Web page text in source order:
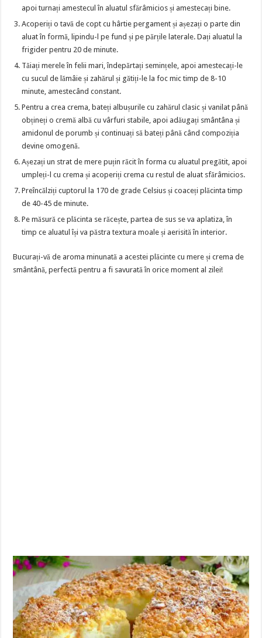
apoi turnați amestecul în aluatul sfărâmicios și amestecați bine.
Acoperiți o tavă de copt cu hârtie pergament și așezați o parte din
aluat în formă, lipindu-l pe fund și pe părțile laterale. Dați aluatul la
frigider pentru 20 de minute.
Tăiați merele în felii mari, îndepărtați semințele, apoi amestecați-le
cu sucul de lămâie și zahărul și gătiți-le la foc mic timp de 8-10
minute, amestecând constant.
Pentru a crea crema, bateți albușurile cu zahărul clasic și vanilat până
obțineți o cremă albă cu vârfuri stabile, apoi adăugați smântâna și
amidonul de porumb și continuați să bateți până când compoziția
devine omogenă.
Așezați un strat de mere puțin răcit în forma cu aluatul pregătit, apoi
umpleți-l cu crema și acoperiți crema cu restul de aluat sfărâmicios.
Preîncălziți cuptorul la 170 de grade Celsius și coaceți plăcinta timp
de 40-45 de minute.
Pe măsură ce plăcinta se răcește, partea de sus se va aplatiza, în
timp ce aluatul își va păstra textura moale și aerisită în interior.
Bucurați-vă de aroma minunată a acestei plăcinte cu mere și crema de
smântână, perfectă pentru a fi savurată în orice moment al zilei!